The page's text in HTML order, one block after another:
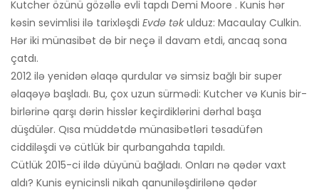
Kutcher özünü gözəllə evli tapdı Demi Moore . Kunis hər
kəsin sevimlisi ilə tarixləşdi Evdə təkulduz: Macaulay Culkin.
Hər iki münasibət də bir neçə il davam etdi, ancaq sona
çatdı.
2012 ilə yenidən əlaqə qurdular və simsiz bağlı bir super
əlaqəyə başladı. Bu, çox uzun sürmədi: Kutcher və Kunis bir-
birlərinə qarşı dərin hisslər keçirdiklərini dərhal başa
düşdülər. Qısa müddətdə münasibətləri təsadüfən
ciddiləşdi və cütlük bir qurbangahda tapıldı.
Cütlük 2015-ci ildə düyünü bağladı. Onları nə qədər vaxt
aldı? Kunis eynicinsli nikah qanuniləşdirilənə qədər